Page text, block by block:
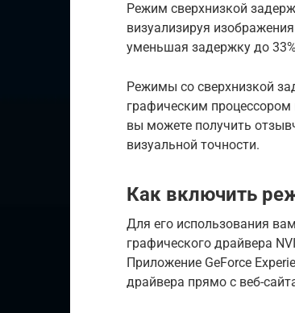
Режим сверхнизкой
визуализируя
уменьшая задержку до
Режимы со сверхнизкой
графическим
вы можете получить
визуальной точности.
Как включить
Для его использования
графического драйвера
Приложение GeForce
драйвера прямо с веб-